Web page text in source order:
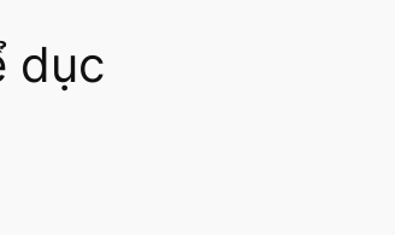
dục